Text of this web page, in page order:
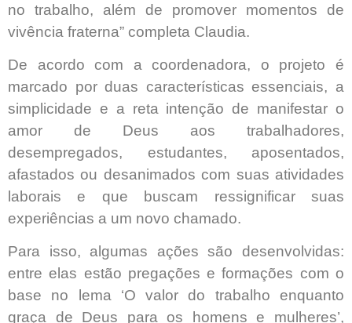
no trabalho, além de promover momentos de
vivência fraterna” completa Claudia.
De acordo com a coordenadora, o projeto é
marcado por duas características essenciais, a
simplicidade e a reta intenção de manifestar o
amor de Deus aos trabalhadores,
desempregados, estudantes, aposentados,
afastados ou desanimados com suas atividades
laborais e que buscam ressignificar suas
experiências a um novo chamado.
Para isso, algumas ações são desenvolvidas:
entre elas estão pregações e formações com o
base no lema ‘O valor do trabalho enquanto
graça de Deus para os homens e mulheres’,